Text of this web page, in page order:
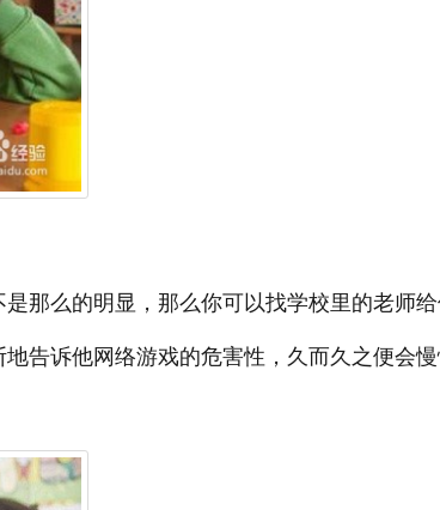
那么的明显，那么你可以找学校里的老师
告诉他网络游戏的危害性，久而久之便会